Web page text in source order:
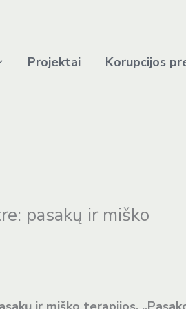
Projektai Korupcijos
pasakų ir miško